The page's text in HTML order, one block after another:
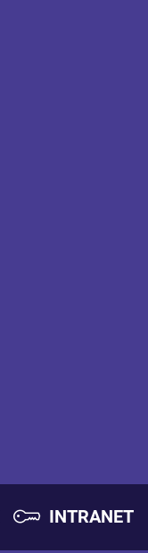
INTRANET